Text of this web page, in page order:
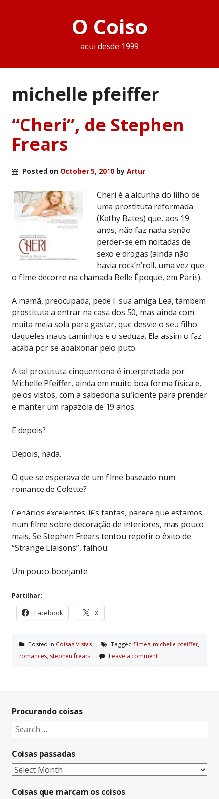
O Coiso
aqui desde 1999
michelle pfeiffer
“Cheri”, de Stephen
Frears
Posted on October 5, 2010 by Artur
Chéri é a alcunha do filho de
uma prostituta reformada
(Kathy Bates) que, aos 19
anos, não faz nada senão
perder-se em noitadas de
sexo e drogas (ainda não
havia rock’n’roll, uma vez que
o filme decorre na chamada Belle Époque, em Paris).
A mamã, preocupada, pede í sua amiga Lea, também
prostituta a entrar na casa dos 50, mas ainda com
muita meia sola para gastar, que desvie o seu filho
daqueles maus caminhos e o seduza. Ela assim o faz
acaba por se apaixonar pelo puto.
A tal prostituta cinquentona é interpretada por
Michelle Pfeiffer, ainda em muito boa forma física e,
pelos vistos, com a sabedoria suficiente para prender
e manter um rapazola de 19 anos.
E depois?
Depois, nada.
O que se esperava de um filme baseado num
romance de Colette?
Cenários excelentes. í€s tantas, parece que estamos
num filme sobre decoração de interiores, mas pouco
mais. Se Stephen Frears tentou repetir o êxito de
“Strange Liaisons”, falhou.
Um pouco bocejante.
Partilhar:
Facebook X
Posted in Coisas Vistas Tagged filmes, michelle pfeiffer,
romances, stephen frears Leave a comment
Procurando coisas
Search
for:
Coisas passadas
Coisas
Coisas que marcam os coisos